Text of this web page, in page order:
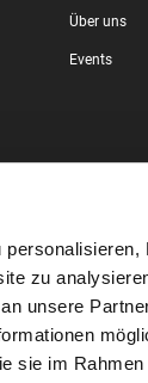
zu
unsere
sie im
Über uns
Events
•AGB•